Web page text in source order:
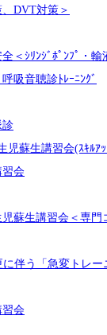
DVT対策＞
＜ｼﾘﾝｼﾞﾎﾟﾝﾌﾟ・輸
音聴診ﾄﾚｰﾆﾝｸﾞ
診
蘇生講習会(ｽｷﾙｱｯ
習会
蘇生講習会＜専門
伴う「急変トレー
習会